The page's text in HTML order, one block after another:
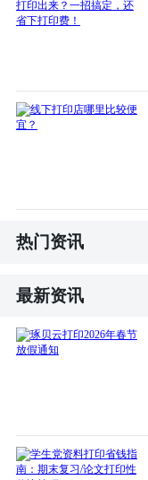
热门资讯
最新资讯